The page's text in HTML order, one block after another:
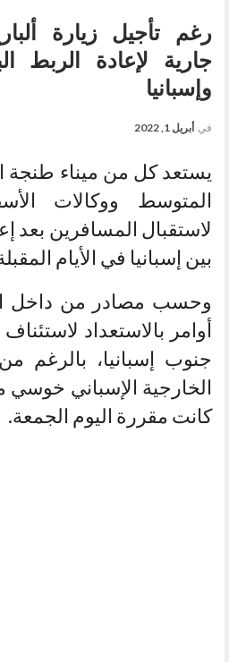
رغم تأجيل زيارة
جارية لإعادة الربط
وإسبانيا
في أبريل 1, 2022
يستعد كل من ميناء طنجة
المتوسط ووكالات
لاستقبال المسافرين بعد
بين إسبانيا في الأيام
وحسب مصادر من داخل
أوامر بالاستعداد
جنوب إسبانيا، بالرغم
الخارجية الإسباني خوسي
كانت مقررة اليوم الجمعة.